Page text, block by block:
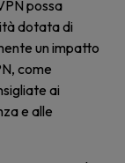
possa
dotata di
un impatto
come
ai
e alle